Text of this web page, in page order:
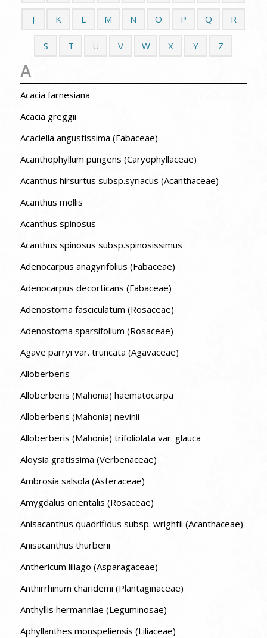
J K L M N O P Q R
S T U V W X Y Z
A
Acacia farnesiana
Acacia greggii
Acaciella angustissima (Fabaceae)
Acanthophyllum pungens (Caryophyllaceae)
Acanthus hirsurtus subsp.syriacus (Acanthaceae)
Acanthus mollis
Acanthus spinosus
Acanthus spinosus subsp.spinosissimus
Adenocarpus anagyrifolius (Fabaceae)
Adenocarpus decorticans (Fabaceae)
Adenostoma fasciculatum (Rosaceae)
Adenostoma sparsifolium (Rosaceae)
Agave parryi var. truncata (Agavaceae)
Alloberberis
Alloberberis (Mahonia) haematocarpa
Alloberberis (Mahonia) nevinii
Alloberberis (Mahonia) trifoliolata var. glauca
Aloysia gratissima (Verbenaceae)
Ambrosia salsola (Asteraceae)
Amygdalus orientalis (Rosaceae)
Anisacanthus quadrifidus subsp. wrightii (Acanthaceae)
Anisacanthus thurberii
Anthericum liliago (Asparagaceae)
Anthirrhinum charidemi (Plantaginaceae)
Anthyllis hermanniae (Leguminosae)
Aphyllanthes monspeliensis (Liliaceae)